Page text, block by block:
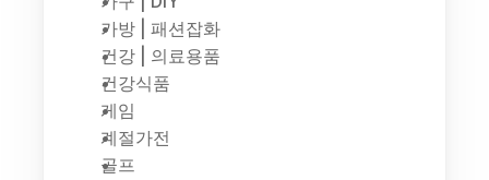
가방 | 패션잡화
건강 | 의료용품
건강식품
게임
계절가전
골프